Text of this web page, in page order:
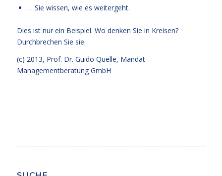
… Sie wissen, wie es weitergeht.
Dies ist nur ein Beispiel. Wo denken Sie in Kreisen?
Durchbrechen Sie sie.
(c) 2013, Prof. Dr. Guido Quelle, Mandat
Managementberatung GmbH